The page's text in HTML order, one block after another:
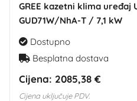
GREE kazetni klima uređaj
GUD71W/NhA-T / 7,1 kW
Dostupno
Besplatna dostava
Cijena: 2085,38 €
Cijena uključuje PDV.